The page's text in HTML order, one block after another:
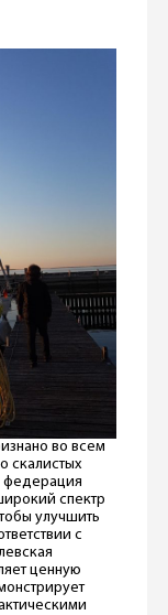
во всем
скалистых
федерация
спектр
улучшить
с
ценную